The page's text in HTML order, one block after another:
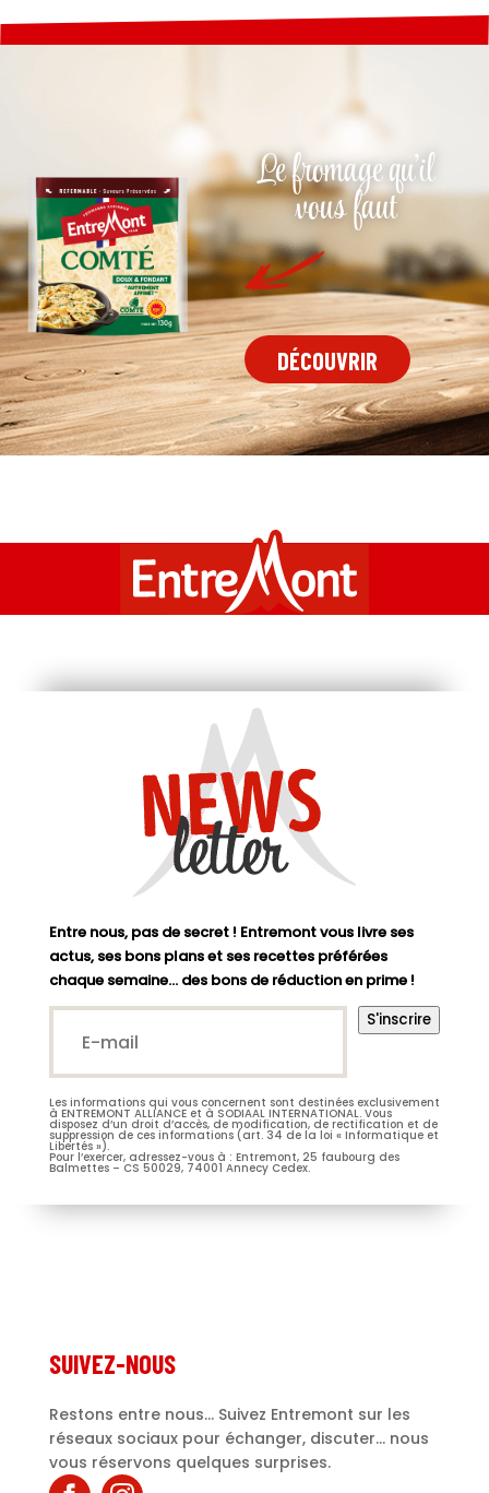
Le fromage qu'il
vous faut
DÉCOUVRIR
Entre nous, pas de secret ! Entremont vous livre ses
actus, ses bons plans et ses recettes préférées
chaque semaine… des bons de réduction en prime !
E-
mail*
M. Mme
Prénom
Entremont*(Nécessaire)
S'inscrire
Les informations qui vous concernent sont destinées exclusivement
à ENTREMONT ALLIANCE et à SODIAAL INTERNATIONAL. Vous
disposez d’un droit d’accès, de modification, de rectification et de
suppression de ces informations (art. 34 de la loi « Informatique et
Libertés »).
Pour l’exercer, adressez-vous à : Entremont, 25 faubourg des
Balmettes – CS 50029, 74001 Annecy Cedex.
SUIVEZ-NOUS
Restons entre nous... Suivez Entremont sur les
réseaux sociaux pour échanger, discuter... nous
vous réservons quelques surprises.